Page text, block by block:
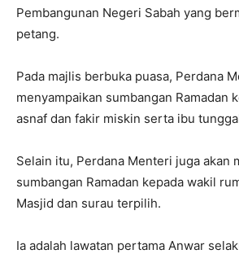
Pembangunan Negeri Sabah yang
petang.
Pada majlis berbuka puasa, Perdana
menyampaikan sumbangan Ramadan
asnaf dan fakir miskin serta ibu
Selain itu, Perdana Menteri juga akan
sumbangan Ramadan kepada wakil
Masjid dan surau terpilih.
Ia adalah lawatan pertama Anwar